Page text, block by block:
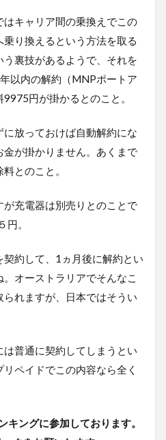
キャリア間の乗換えでこの
り換えるという方法を取る
裏技があるようで、それを
以内の解約（MNPポートア
円が掛かるとのこと。
放っておけば自動解約にな
が掛かりません。あくまで
とのこと。
充電器は別売りとのことで
円。
約して、1ヵ月後に解約とい
オーストラリアでそんなこ
れますが、日本ではそうい
普通に契約してしまうとい
ペイドでこの内容なら全く
キングに参加しております。